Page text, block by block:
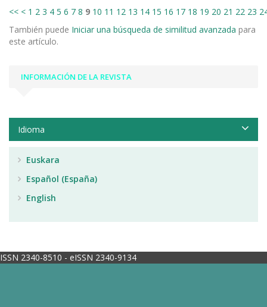
<< < 1 2 3 4 5 6 7 8 9 10 11 12 13 14 15 16 17 18 19 20 21 22 23
También puede Iniciar una búsqueda de similitud avanzada para
este artículo.
INFORMACIÓN DE LA REVISTA
Idioma
Euskara
Español (España)
English
ISSN 2340-8510 - eISSN 2340-9134